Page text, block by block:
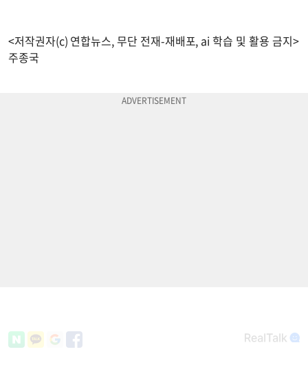
<저작권자(c) 연합뉴스, 무단 전재-재배포, ai 학습 및 활용 금지>
주종국